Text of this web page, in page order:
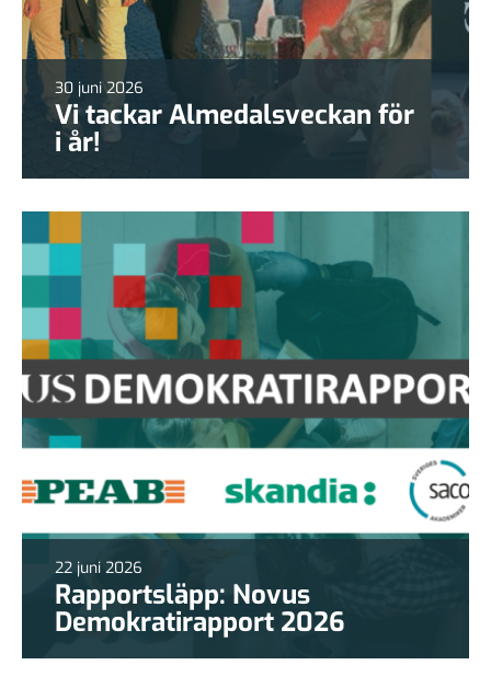
30 juni 2026
Vi tackar Almedalsveckan för
i år!
22 juni 2026
Rapportsläpp: Novus
Demokratirapport 2026